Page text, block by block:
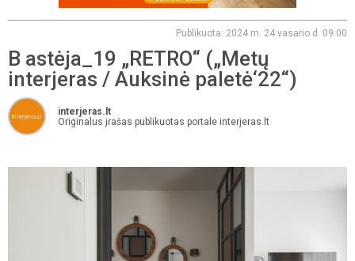
Publikuota: 2024 m. 24 vasario d. 09:00
B astėja_19 „RETRO“ („Metų
interjeras / Auksinė paletė‘22“)
interjeras.lt
Originalus įrašas publikuotas portale interjeras.lt